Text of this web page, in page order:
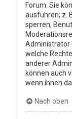
Forum. Sie
ausführen; z.
sperren,
Administrator
welche
anderer
können auch
wenn ihnen
Nach oben